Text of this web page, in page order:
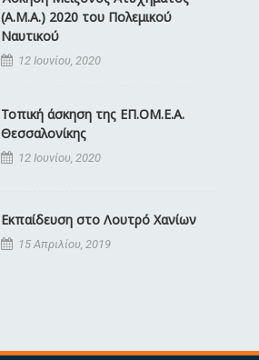
(Α.Μ.Α.) 2020 του Πολεμικού
Ναυτικού
12 Ιουνίου, 2020
Τοπική άσκηση της ΕΠ.ΟΜ.Ε.Α.
Θεσσαλονίκης
12 Ιουνίου, 2020
Εκπαίδευση στο Λουτρό Χανίων
15 Απριλίου, 2019